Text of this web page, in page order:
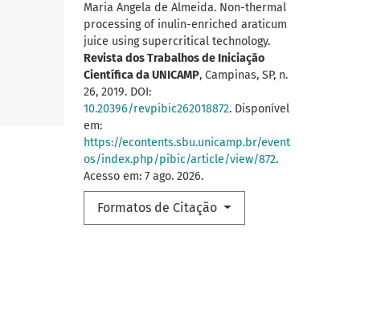
Maria Angela de Almeida. Non-thermal
processing of inulin-enriched araticum
juice using supercritical technology.
Revista dos Trabalhos de Iniciação
Científica da UNICAMP, Campinas, SP, n.
26, 2019. DOI:
10.20396/revpibic262018872. Disponível
em:
https://econtents.sbu.unicamp.br/event
os/index.php/pibic/article/view/872.
Acesso em: 7 ago. 2026.
Formatos de Citação